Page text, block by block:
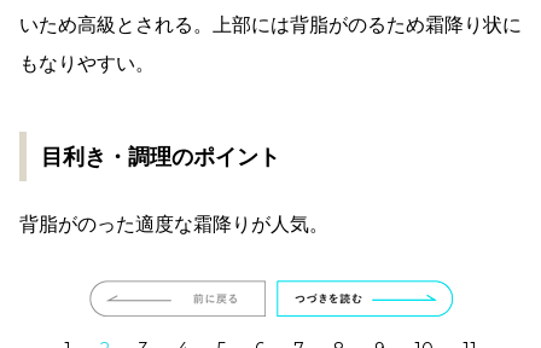
いため高級とされる。上部には背脂がのるため霜降り状に
もなりやすい。
目利き・調理のポイント
背脂がのった適度な霜降りが人気。